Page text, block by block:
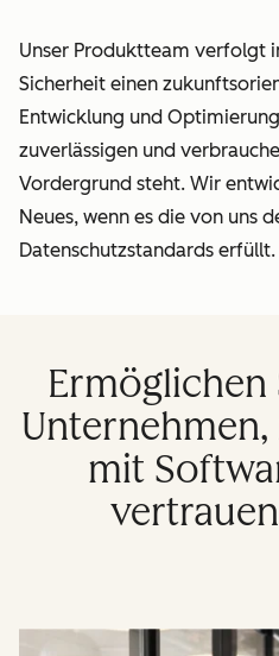
Unser Produktteam verfolgt
Sicherheit einen
Entwicklung und
zuverlässigen und
Vordergrund steht. Wir
Neues, wenn es die von uns
Datenschutzstandards erfüllt.
Ermöglichen
mit